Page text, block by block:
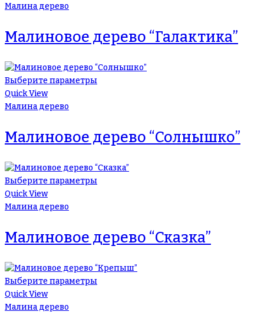
Малина дерево
Малиновое дерево “Галактика”
Выберите параметры
Quick View
Малина дерево
Малиновое дерево “Солнышко”
Выберите параметры
Quick View
Малина дерево
Малиновое дерево “Сказка”
Выберите параметры
Quick View
Малина дерево